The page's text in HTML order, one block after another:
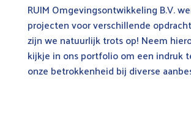
RUIM Omgevingsontwikkeling B.V.
projecten voor verschillende
zijn we natuurlijk trots op! Neem
kijkje in ons portfolio om een indruk
onze betrokkenheid bij diverse